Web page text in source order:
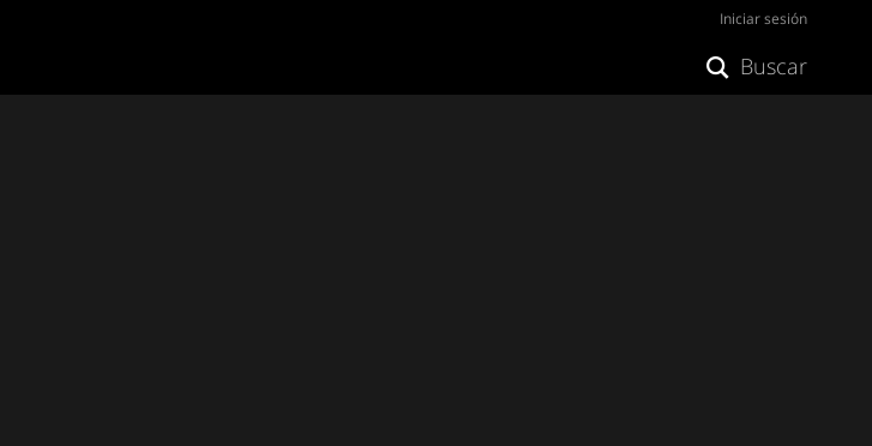
Iniciar sesión
Buscar